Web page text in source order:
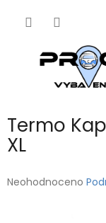
Termo
XL
Průměrné
Neohodnoceno